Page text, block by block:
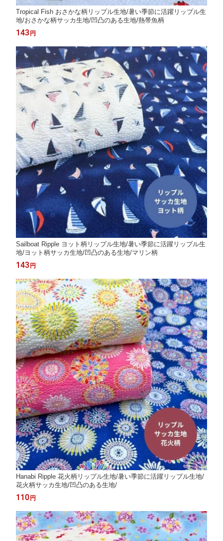
Tropical Fish おさかな柄リップル生地/暑い季節に活躍リップル生
地/おさかな柄サッカ生地/凹凸のある生地/熱帯魚柄
143 円
Sailboat Ripple ヨット柄リップル生地/暑い季節に活躍リップル生
地/ヨット柄サッカ生地/凹凸のある生地/マリン柄
143 円
Hanabi Ripple 花火柄リップル生地/暑い季節に活躍リップル生地/
花火柄サッカ生地/凹凸のある生地/
110 円